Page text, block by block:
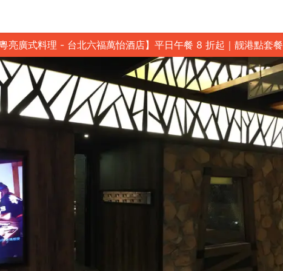
亮廣式料理 - 台北六福萬怡酒店】平日午餐 8 折起｜靓港點套餐